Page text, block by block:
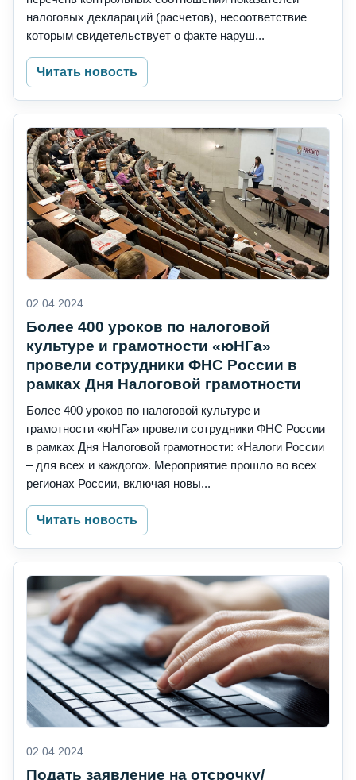
налоговых деклараций (расчетов), несоответствие
которым свидетельствует о факте наруш...
Читать новость
02.04.2024
Более 400 уроков по налоговой
культуре и грамотности «юНГа»
провели сотрудники ФНС России в
рамках Дня Налоговой грамотности
Более 400 уроков по налоговой культуре и
грамотности «юНГа» провели сотрудники ФНС России
в рамках Дня Налоговой грамотности: «Налоги России
– для всех и каждого». Мероприятие прошло во всех
регионах России, включая новы...
Читать новость
02.04.2024
Подать заявление на отсрочку/